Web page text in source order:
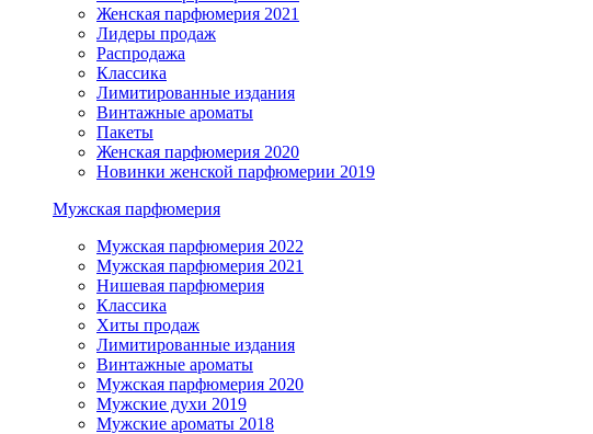
Женская парфюмерия 2021
Лидеры продаж
Распродажа
Классика
Лимитированные издания
Винтажные ароматы
Пакеты
Женская парфюмерия 2020
Новинки женской парфюмерии 2019
Мужская парфюмерия
Мужская парфюмерия 2022
Мужская парфюмерия 2021
Нишевая парфюмерия
Классика
Хиты продаж
Лимитированные издания
Винтажные ароматы
Мужская парфюмерия 2020
Мужские духи 2019
Мужские ароматы 2018